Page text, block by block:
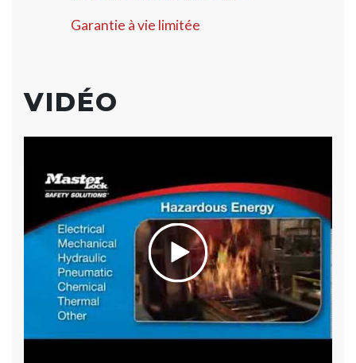
Garantie à vie limitée
VIDÉO